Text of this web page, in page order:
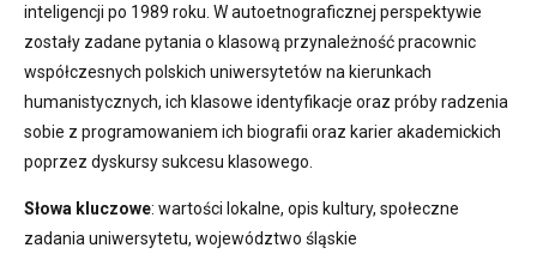
inteligencji po 1989 roku. W autoetnograficznej perspektywie
zostały zadane pytania o klasową przynależność pracownic
współczesnych polskich uniwersytetów na kierunkach
humanistycznych, ich klasowe identyfikacje oraz próby radzenia
sobie z programowaniem ich biografii oraz karier akademickich
poprzez dyskursy sukcesu klasowego.
Słowa kluczowe: wartości lokalne, opis kultury, społeczne
zadania uniwersytetu, województwo śląskie